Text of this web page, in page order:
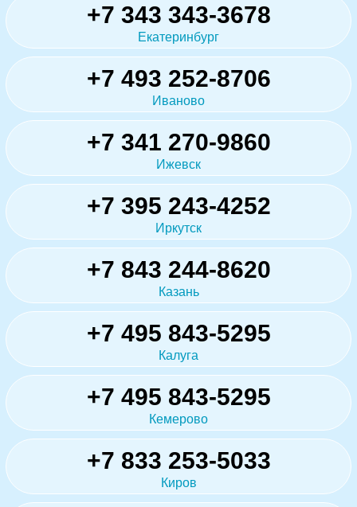
+7 343 343-3678
Екатеринбург
+7 493 252-8706
Иваново
+7 341 270-9860
Ижевск
+7 395 243-4252
Иркутск
+7 843 244-8620
Казань
+7 495 843-5295
Калуга
+7 495 843-5295
Кемерово
+7 833 253-5033
Киров